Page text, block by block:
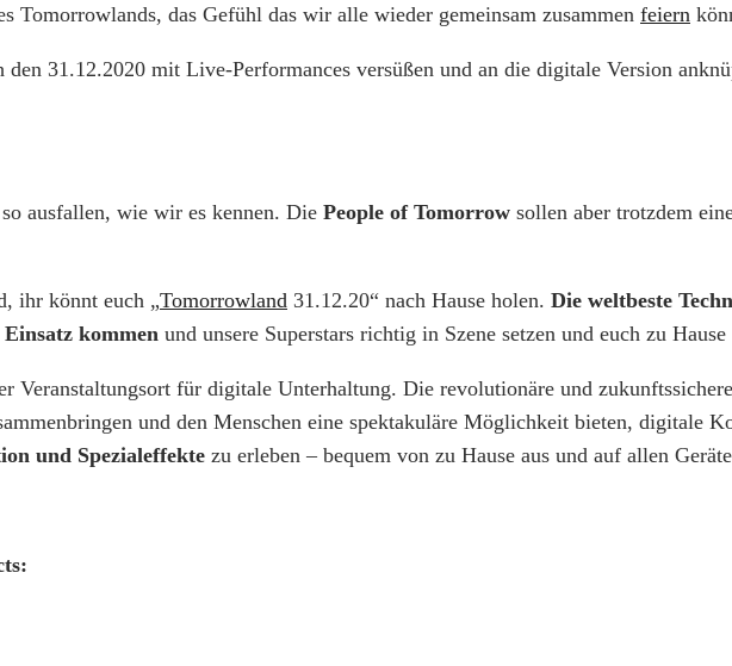
Tomorrowlands, das Gefühl das wir alle wieder gemeinsam zusammen feiern
den 31.12.2020 mit Live-Performances versüßen und an die digitale Version
ausfallen, wie wir es kennen. Die People of Tomorrow sollen aber trotzdem
ihr könnt euch „Tomorrowland 31.12.20“ nach Hause holen. Die weltbeste
kommen und unsere Superstars richtig in Szene setzen und euch zu
Veranstaltungsort für digitale Unterhaltung. Die revolutionäre und
und den Menschen eine spektakuläre Möglichkeit bieten, digitale
und Spezialeffekte zu erleben – bequem von zu Hause aus und auf allen